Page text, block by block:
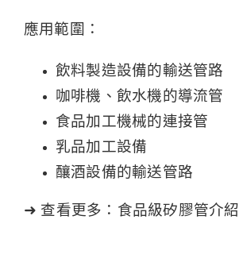
應用範圍：
飲料製造設備的輸送管路
咖啡機、飲水機的導流管
食品加工機械的連接管
乳品加工設備
釀酒設備的輸送管路
➜ 查看更多： 食品級矽膠管介紹